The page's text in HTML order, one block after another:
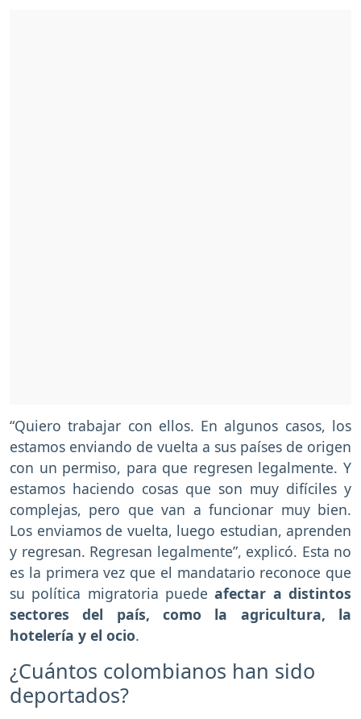
“Quiero trabajar con ellos. En algunos casos, los
estamos enviando de vuelta a sus países de origen
con un permiso, para que regresen legalmente. Y
estamos haciendo cosas que son muy difíciles y
complejas, pero que van a funcionar muy bien.
Los enviamos de vuelta, luego estudian, aprenden
y regresan. Regresan legalmente”, explicó. Esta no
es la primera vez que el mandatario reconoce que
su política migratoria puedeafectar a distintos
sectores del país, como la agricultura, la
hotelería y el ocio.
¿Cuántos colombianos han sido
deportados?